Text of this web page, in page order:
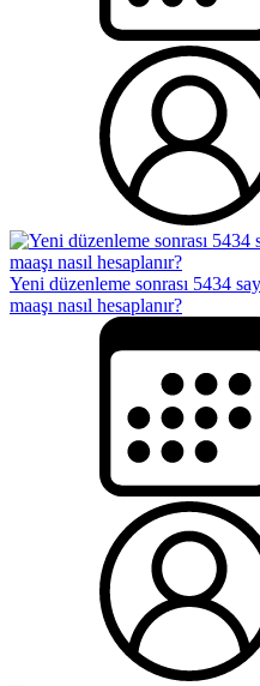
Yeni düzenleme sonrası 5434
maaşı nasıl hesaplanır?